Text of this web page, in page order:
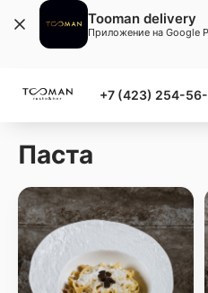
+7 (423) 254-
Паста
Tooman delivery
Приложение на Google